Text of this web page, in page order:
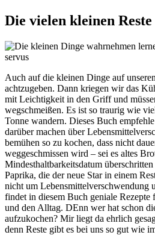
Die vielen kleinen Reste
Auch auf die kleinen Dinge auf
achtzugeben. Dann kriegen wir das
mit Leichtigkeit in den Griff und
wegschmeißen. Es ist so traurig wie
Tonne wandern. Dieses Buch
darüber machen über
bemühen so zu kochen, dass nicht
weggeschmissen wird – sei es altes
Mindesthaltbarkeitsdatum
Paprika, die der neue Star in einem
nicht um Lebensmittelverschwendung
findet in diesem Buch geniale Rezepte
und den Alltag. DEnn wer hat schon
aufzukochen? Mir liegt da ehrlich
denn Reste gibt es bei uns so gut wie